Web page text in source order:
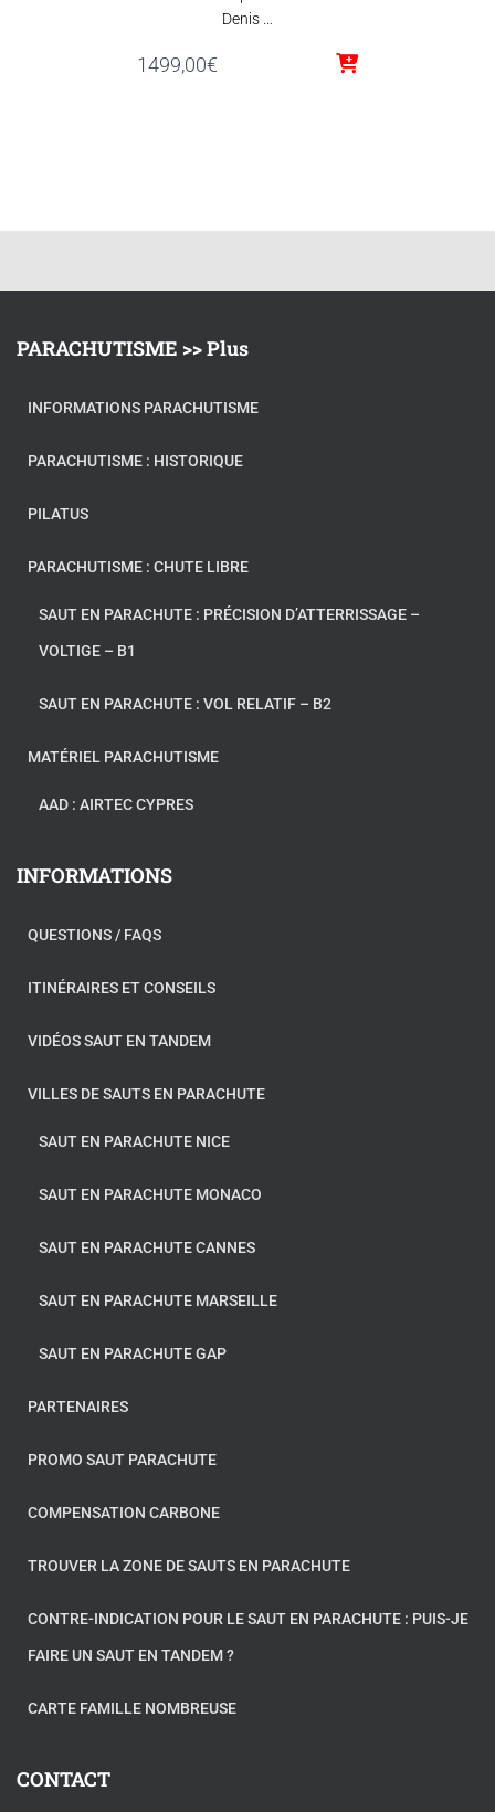
Denis …
1499,00€
PARACHUTISME >> Plus
INFORMATIONS PARACHUTISME
PARACHUTISME : HISTORIQUE
PILATUS
PARACHUTISME : CHUTE LIBRE
SAUT EN PARACHUTE : PRÉCISION D’ATTERRISSAGE –
VOLTIGE – B1
SAUT EN PARACHUTE : VOL RELATIF – B2
MATÉRIEL PARACHUTISME
AAD : AIRTEC CYPRES
INFORMATIONS
QUESTIONS / FAQS
ITINÉRAIRES ET CONSEILS
VIDÉOS SAUT EN TANDEM
VILLES DE SAUTS EN PARACHUTE
SAUT EN PARACHUTE NICE
SAUT EN PARACHUTE MONACO
SAUT EN PARACHUTE CANNES
SAUT EN PARACHUTE MARSEILLE
SAUT EN PARACHUTE GAP
PARTENAIRES
PROMO SAUT PARACHUTE
COMPENSATION CARBONE
TROUVER LA ZONE DE SAUTS EN PARACHUTE
CONTRE-INDICATION POUR LE SAUT EN PARACHUTE : PUIS-JE
FAIRE UN SAUT EN TANDEM ?
CARTE FAMILLE NOMBREUSE
CONTACT